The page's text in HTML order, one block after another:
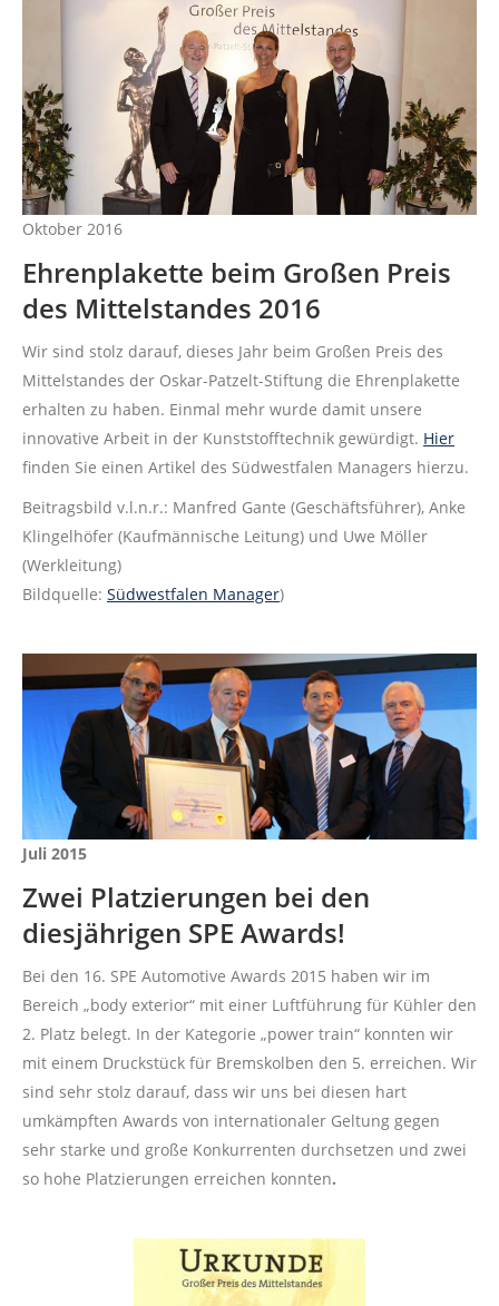
Oktober 2016
Ehrenplakette beim Großen Preis
des Mittelstandes 2016
Wir sind stolz darauf, dieses Jahr beim Großen Preis des
Mittelstandes der Oskar-Patzelt-Stiftung die Ehrenplakette
erhalten zu haben. Einmal mehr wurde damit unsere
innovative Arbeit in der Kunststofftechnik gewürdigt. Hier
finden Sie einen Artikel des Südwestfalen Managers hierzu.
Beitragsbild v.l.n.r.: Manfred Gante (Geschäftsführer), Anke
Klingelhöfer (Kaufmännische Leitung) und Uwe Möller
(Werkleitung)
Bildquelle: Südwestfalen Manager)
Juli 2015
Zwei Platzierungen bei den
diesjährigen SPE Awards!
Bei den 16. SPE Automotive Awards 2015 haben wir im
Bereich „body exterior“ mit einer Luftführung für Kühler den
2. Platz belegt. In der Kategorie „power train“ konnten wir
mit einem Druckstück für Bremskolben den 5. erreichen. Wir
sind sehr stolz darauf, dass wir uns bei diesen hart
umkämpften Awards von internationaler Geltung gegen
sehr starke und große Konkurrenten durchsetzen und zwei
so hohe Platzierungen erreichen konnten.